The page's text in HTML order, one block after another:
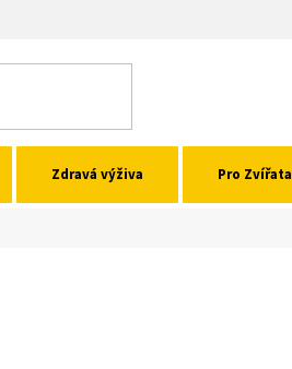
Zdravá výživa Pro Zvířata